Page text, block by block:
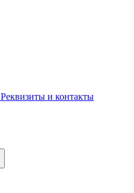
Реквизиты и контакты